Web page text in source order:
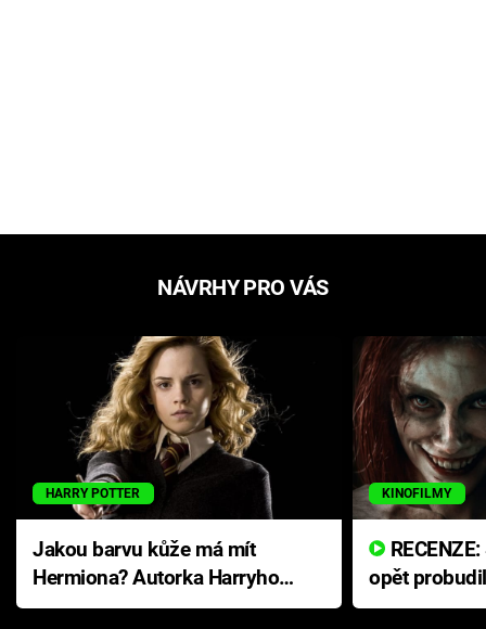
NÁVRHY PRO VÁS
HARRY POTTER
Jakou barvu kůže má mít
Hermiona? Autorka Harryho
Pottera přišla s ráznou
KINOFILMY
opět
přichází s